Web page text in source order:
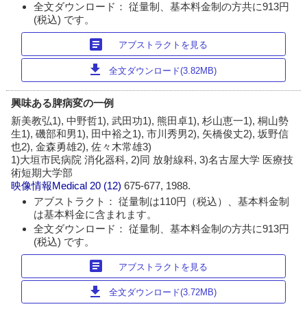
全文ダウンロード： 従量制、基本料金制の方共に913円
(税込) です。
article アブストラクトを見る
download 全文ダウンロード(3.82MB)
興味ある脾病変の一例
新美教弘1), 中野哲1), 武田功1), 熊田卓1), 杉山恵一1), 桐山勢
生1), 磯部和男1), 田中裕之1), 市川秀男2), 矢橋俊丈2), 坂野信
也2), 金森勇雄2), 佐々木常雄3)
1)大垣市民病院 消化器科, 2)同 放射線科, 3)名古屋大学 医療技
術短期大学部
映像情報Medical 20 (12)675-677, 1988.
アブストラクト： 従量制は110円（税込）、基本料金制
は基本料金に含まれます。
全文ダウンロード： 従量制、基本料金制の方共に913円
(税込) です。
article アブストラクトを見る
download 全文ダウンロード(3.72MB)